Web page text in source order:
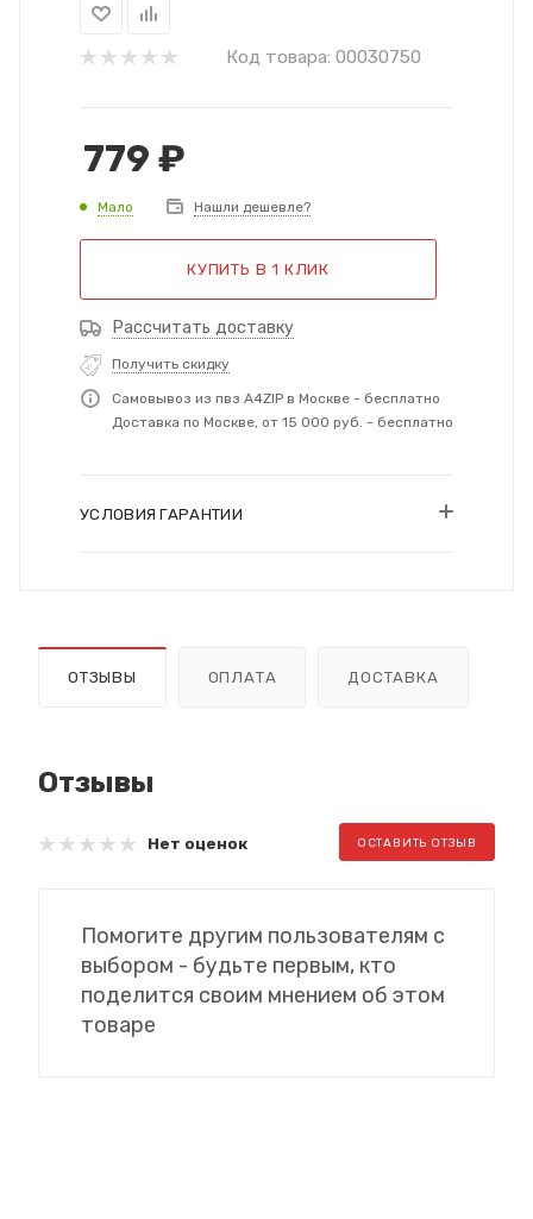
Код товара: 00030750
779 ₽
Мало Нашли дешевле?
КУПИТЬ В 1 КЛИК
Рассчитать доставку
Получить скидку
Самовывоз из пвз A4ZIP в Москве - бесплатно
Доставка по Москве, от 15 000 руб. - бесплатно
УСЛОВИЯ ГАРАНТИИ
ОТЗЫВЫ ОПЛАТА ДОСТАВКА
Отзывы
Нет оценок ОСТАВИТЬ ОТЗЫВ
Помогите другим пользователям с
выбором - будьте первым, кто
поделится своим мнением об этом
товаре